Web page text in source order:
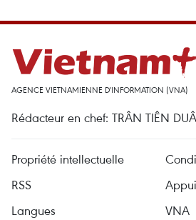
AGENCE VIETNAMIENNE D'INFORMATION (VNA)
Rédacteur en chef: TRÂN TIÊN
Propriété intellectuelle
RSS
Appui
Langues
VNA